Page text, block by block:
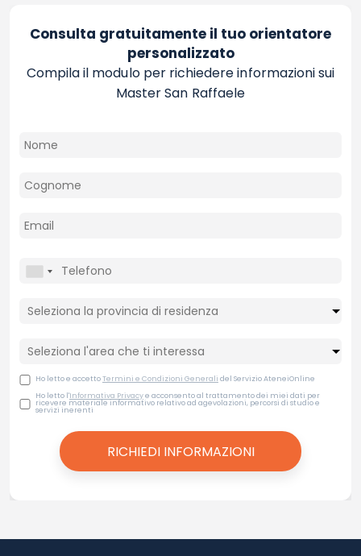
Consulta gratuitamente il tuo orientatore
personalizzato
Compila il modulo per richiedere informazioni sui
Master San Raffaele
Ho letto e accettoTermini e Condizioni Generali del Servizio AteneiOnline
Ho letto l'Informativa Privacye acconsento al trattamento dei miei dati per
ricevere materiale informativo relativo ad agevolazioni, percorsi di studio e
servizi inerenti